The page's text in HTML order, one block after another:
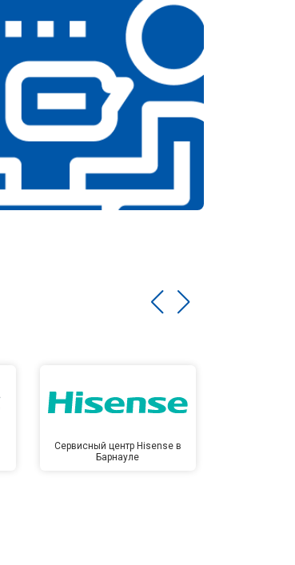
Сервисный центр Hisense в
Барнауле